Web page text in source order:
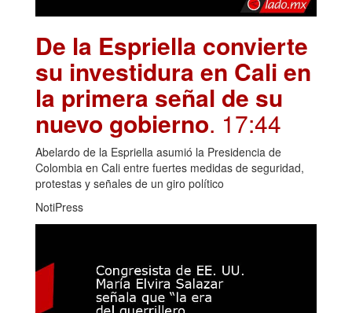
De la Espriella convierte
su investidura en Cali en
la primera señal de su
nuevo gobierno. 17:44
Abelardo de la Espriella asumió la Presidencia de
Colombia en Cali entre fuertes medidas de seguridad,
protestas y señales de un giro político
NotiPress